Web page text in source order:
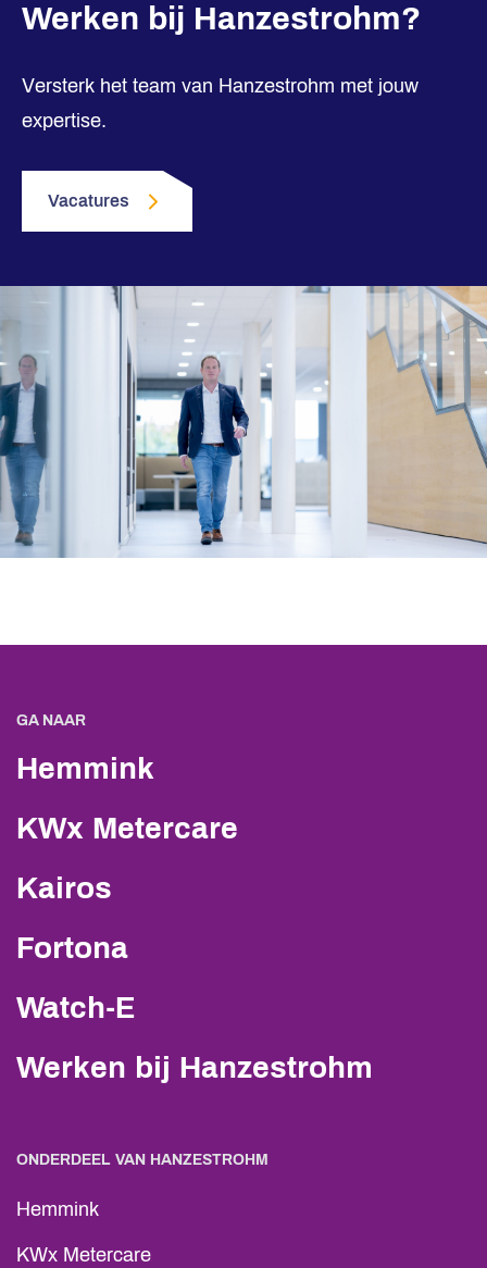
Werken bij Hanzestrohm?
Versterk het team van Hanzestrohm met jouw
expertise.
Vacatures
GA NAAR
Hemmink
KWx Metercare
Kairos
Fortona
Watch-E
Werken bij Hanzestrohm
ONDERDEEL VAN HANZESTROHM
Hemmink
KWx Metercare